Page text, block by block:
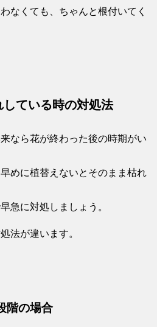
なくても、ちゃんと根付いてく
ている時の対処法
なら花が終わった後の時期がい
めに植替えないとそのまま枯れ
急に対処しましょう。
法が違います。
階の場合